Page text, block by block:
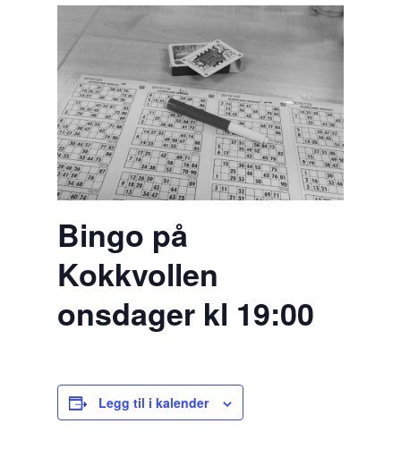
Bingo på
Kokkvollen
onsdager kl 19:00
Legg til i kalender